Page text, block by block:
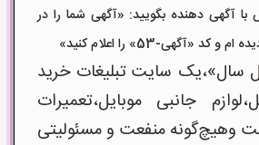
آگهی دهنده بگویید: «آگهی شما را در
«آگهی-53» را اعلام کنید»
سال»،یک سایت تبلیغات خرید
جانبی موبایل،تعمیرات
وهیچ‌گونه منفعت و مسئولیتی